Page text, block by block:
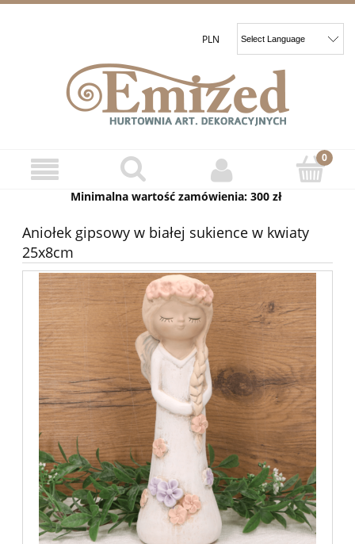
Minimalna wartość zamówienia: 300 zł
Aniołek gipsowy w białej sukience w kwiaty
25x8cm